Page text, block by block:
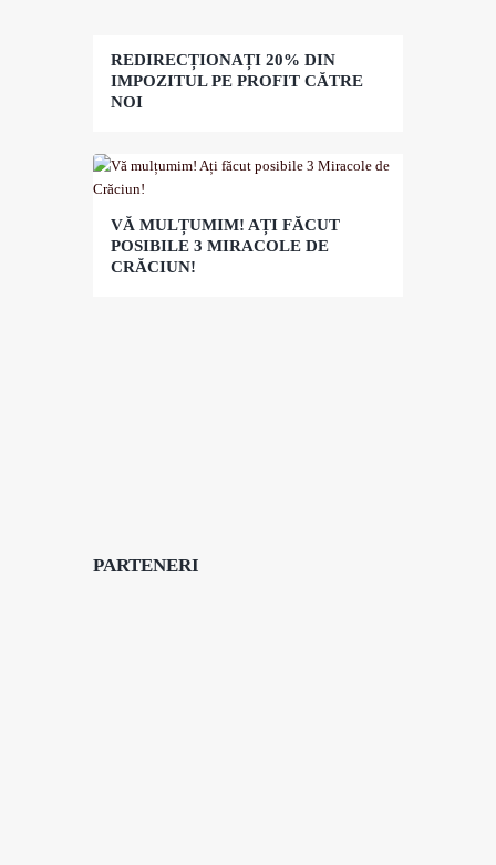
REDIRECȚIONAȚI 20% DIN
IMPOZITUL PE PROFIT CĂTRE
NOI
VĂ MULȚUMIM! AȚI FĂCUT
POSIBILE 3 MIRACOLE DE
CRĂCIUN!
PARTENERI